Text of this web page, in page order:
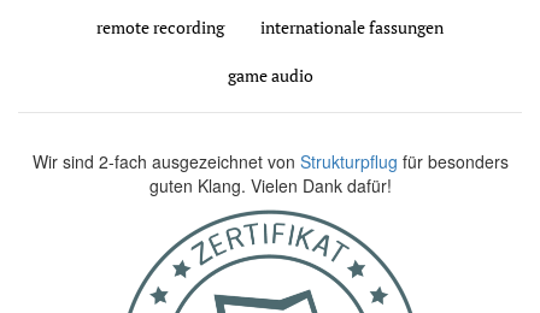
remote recording internationale fassungen
game audio
Wir sind 2-fach ausgezeichnet von Strukturpflug für besonders
guten Klang. Vielen Dank dafür!